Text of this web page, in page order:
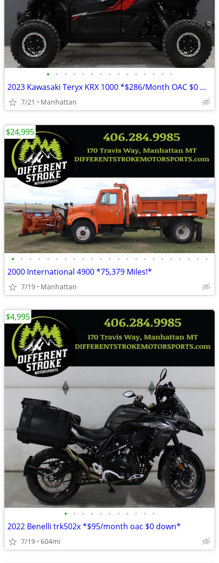
• • • • • • • • • • • • • • •
2023 Kawasaki Teryx KRX 1000 *$286/Month OAC $0 Down*
7/21 Manhattan
• • • • • • • • • • • • • • • • • • • • • • •
2000 International 4900 *75,379 Miles!*
7/19 Manhattan
$24,995
• • • • • • • • • • •
2022 Benelli trk502x *$95/month oac $0 down*
7/19 604mi
$4,995